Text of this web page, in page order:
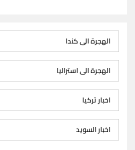
الهجرة الى كندا
الهجرة الى استراليا
اخبار تركيا
اخبار السويد